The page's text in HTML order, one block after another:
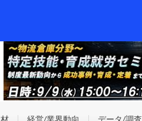
経営/業界動向 データ/調査